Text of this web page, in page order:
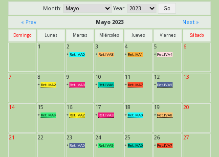
Month:
Year:
« Prev
Mayo 2023 Next »
Domingo Lunes Martes Miércoles Jueves Viernes Sábado
1 2
* Ret.IVA0
3
* Ret.IVA8
4
* Ret.IVA1
5
* Ret.IVA4
6
7 8
* Ret.IVA2
9
* Ret.IVA3
10
* Ret.IVA6
11
* Ret.IVA7
12
* Ret.IVA5
13
14 15
* Ret.IVA9
16
* Ret.IVA2
17
* Ret.IVA3
18
* Ret.IVA0
19
* Ret.IVA8
20
21 22 23
* Ret.IVA5
24
* Ret.IVA9
25
* Ret.IVA6
26
* Ret.IVA7
27